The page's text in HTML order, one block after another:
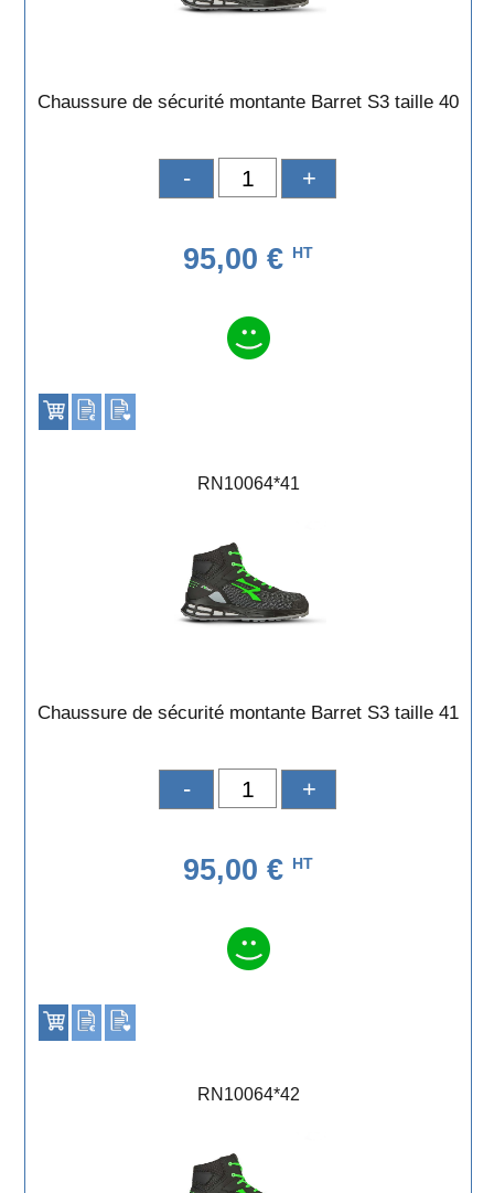
Chaussure de sécurité montante Barret S3 taille 40
- +
95,00 € HT
RN10064*41
Chaussure de sécurité montante Barret S3 taille 41
- +
95,00 € HT
RN10064*42